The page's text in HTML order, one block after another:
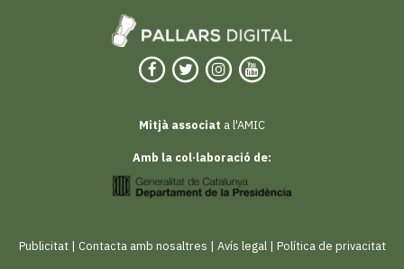
Mitjà associat a l'AMIC
Amb la col·laboració de:
Publicitat| Contacta amb nosaltres | Avís legal| Política de privacitat